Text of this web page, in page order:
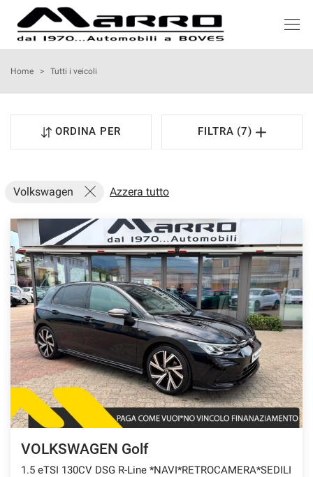
HOME
ASSISTENZA
SERVIZI
RECENSIONI
CONTATTI
NEWS
AREA COMMERCIANTI
Home > Tutti i veicoli
ORDINA PER FILTRA (7)
Volkswagen Azzera tutto
VOLKSWAGEN Golf
1.5 eTSI 130CV DSG R-Line *NAVI*RETROCAMERA*SEDILI